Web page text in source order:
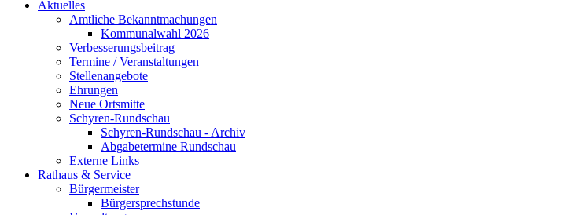
Aktuelles
Amtliche Bekanntmachungen
Kommunalwahl 2026
Verbesserungsbeitrag
Termine / Veranstaltungen
Stellenangebote
Ehrungen
Neue Ortsmitte
Schyren-Rundschau
Schyren-Rundschau - Archiv
Abgabetermine Rundschau
Externe Links
Rathaus & Service
Bürgermeister
Bürgersprechstunde